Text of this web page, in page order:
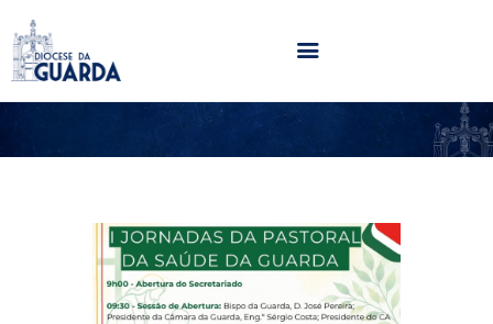
HOME
PARÓQUIAS
NOTÍCIAS
AGENDA